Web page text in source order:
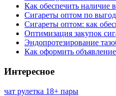
Как обеспечить наличие
Сигареты оптом по
Сигареты оптом: как
Оптимизация закупок
Эндопротезирование
Как оформить
Интересное
чат рулетка 18+ пары